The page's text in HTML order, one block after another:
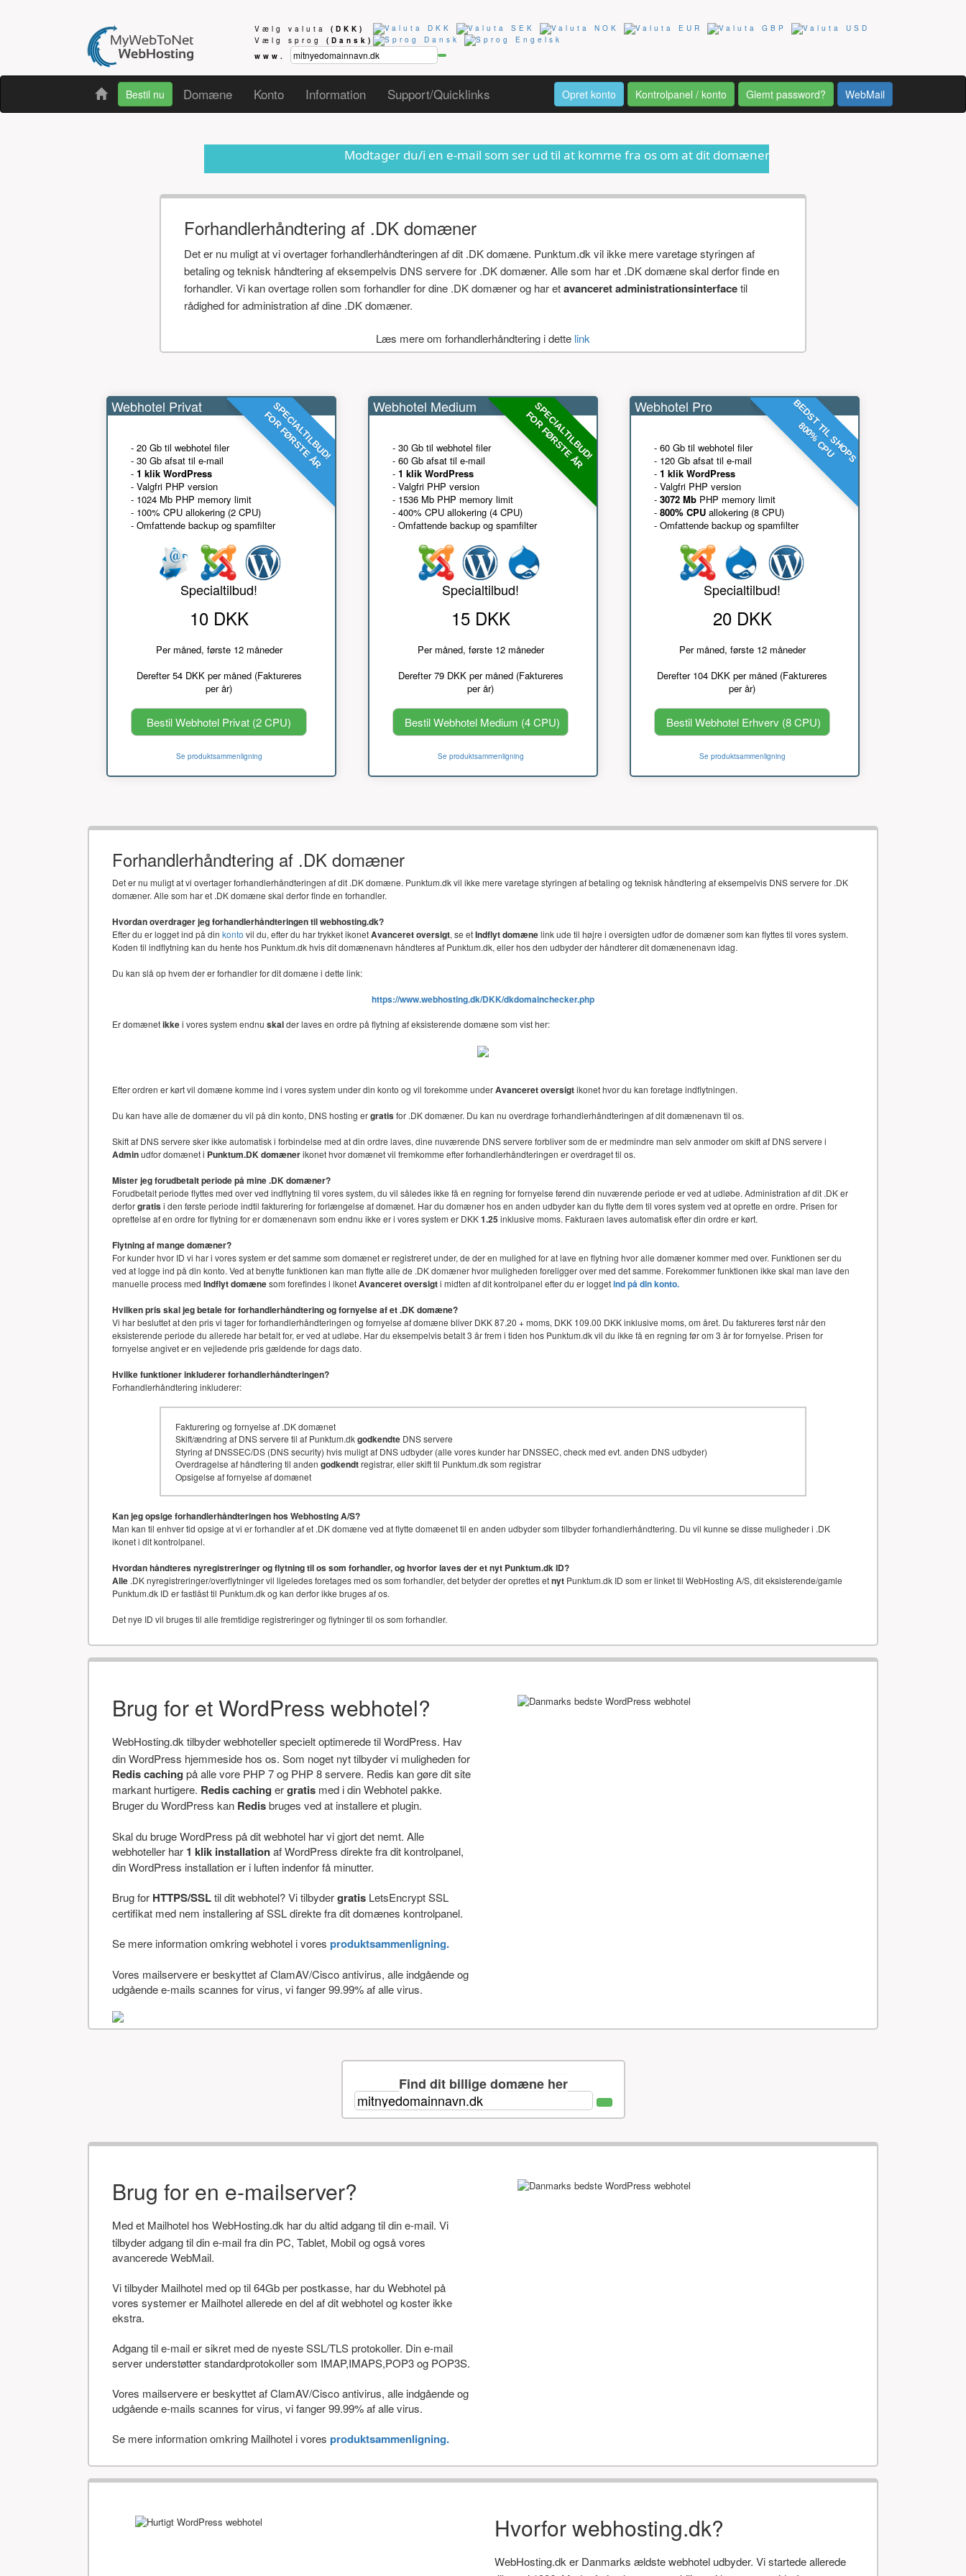
Vælg valuta (DKK)
Vælg sprog (Dansk)
www.
Bestil nu Domæne Konto Information Support/Quicklinks Opret konto Kontrolpanel / konto Glemt password? WebMail
Modtager du/i en e-mail som ser ud til at komme fra os om at dit domænenavn er ved at udløbe eller anden form for
Forhandlerhåndtering af .DK domæner
Det er nu muligt at vi overtager forhandlerhåndteringen af dit .DK domæne. Punktum.dk vil ikke mere varetage styringen af
betaling og teknisk håndtering af eksempelvis DNS servere for .DK domæner. Alle som har et .DK domæne skal derfor finde en
forhandler. Vi kan overtage rollen som forhandler for dine .DK domæner og har etavanceret administrationsinterfacetil
rådighed for administration af dine .DK domæner.
Læs mere om forhandlerhåndtering i dette link
SPECIALTILBUD!
FOR FØRSTE ÅR
Webhotel Privat
- 20 Gb til webhotel filer
- 30 Gb afsat til e-mail
- 1 klik WordPress
- Valgfri PHP version
- 1024 Mb PHP memory limit
- 100% CPU allokering (2 CPU)
- Omfattende backup og spamfilter
Specialtilbud!
10 DKK
Per måned, første 12 måneder
Derefter 54 DKK per måned (Faktureres
per år)
Bestil Webhotel Privat (2 CPU)
Se produktsammenligning
SPECIALTILBUD!
FOR FØRSTE ÅR
Webhotel Medium
- 30 Gb til webhotel filer
- 60 Gb afsat til e-mail
- 1 klik WordPress
- Valgfri PHP version
- 1536 Mb PHP memory limit
- 400% CPU allokering (4 CPU)
- Omfattende backup og spamfilter
Specialtilbud!
15 DKK
Per måned, første 12 måneder
Derefter 79 DKK per måned (Faktureres
per år)
Bestil Webhotel Medium (4 CPU)
Se produktsammenligning
BEDST TIL SHOPS
800% CPU
Webhotel Pro
- 60 Gb til webhotel filer
- 120 Gb afsat til e-mail
- 1 klik WordPress
- Valgfri PHP version
- 3072 Mb PHP memory limit
- 800% CPU allokering (8 CPU)
- Omfattende backup og spamfilter
Specialtilbud!
20 DKK
Per måned, første 12 måneder
Derefter 104 DKK per måned (Faktureres
per år)
Bestil Webhotel Erhverv (8 CPU)
Se produktsammenligning
Forhandlerhåndtering af .DK domæner
Det er nu muligt at vi overtager forhandlerhåndteringen af dit .DK domæne. Punktum.dk vil ikke mere varetage styringen af betaling og teknisk håndtering af eksempelvis DNS servere for .DK
domæner. Alle som har et .DK domæne skal derfor finde en forhandler.
Hvordan overdrager jeg forhandlerhåndteringen til webhosting.dk?
Efter du er logget ind på din konto vil du, efter du har trykket ikonetAvanceret oversigt, se etIndflyt domænelink ude til højre i oversigten udfor de domæner som kan flyttes til vores system.
Koden til indflytning kan du hente hos Punktum.dk hvis dit domænenavn håndteres af Punktum.dk, eller hos den udbyder der håndterer dit domænenenavn idag.
Du kan slå op hvem der er forhandler for dit domæne i dette link:
https://www.webhosting.dk/DKK/dkdomainchecker.php
Er domænetikkei vores system endnu skalder laves en ordre på flytning af eksisterende domæne som vist her:
Efter ordren er kørt vil domæne komme ind i vores system under din konto og vil forekomme underAvanceret oversigtikonet hvor du kan foretage indflytningen.
Du kan have alle de domæner du vil på din konto, DNS hosting ergratisfor .DK domæner. Du kan nu overdrage forhandlerhåndteringen af dit domænenavn til os.
Skift af DNS servere sker ikke automatisk i forbindelse med at din ordre laves, dine nuværende DNS servere forbliver som de er medmindre man selv anmoder om skift af DNS servere i
Adminudfor domænet i Punktum.DK domænerikonet hvor domænet vil fremkomme efter forhandlerhåndteringen er overdraget til os.
Mister jeg forudbetalt periode på mine .DK domæner?
Forudbetalt periode flyttes med over ved indflytning til vores system, du vil således ikke få en regning for fornyelse førend din nuværende periode er ved at udløbe. Administration af dit .DK er
derforgratisi den første periode indtil fakturering for forlængelse af domænet. Har du domæner hos en anden udbyder kan du flytte dem til vores system ved at oprette en ordre. Prisen for
oprettelse af en ordre for flytning for er domænenavn som endnu ikke er i vores system er DKK1.25inklusive moms. Fakturaen laves automatisk efter din ordre er kørt.
Flytning af mange domæner?
For kunder hvor ID vi har i vores system er det samme som domænet er registreret under, de der en mulighed for at lave en flytning hvor alle domæner kommer med over. Funktionen ser du
ved at logge ind på din konto. Ved at benytte funktionen kan man flytte alle de .DK domæner hvor muligheden foreligger over med det samme. Forekommer funktionen ikke skal man lave den
manuelle process med Indflyt domænesom forefindes i ikonetAvanceret oversigti midten af dit kontrolpanel efter du er loggetind på din konto.
Hvilken pris skal jeg betale for forhandlerhåndtering og fornyelse af et .DK domæne?
Vi har besluttet at den pris vi tager for forhandlerhåndteringen og fornyelse af domæne bliver DKK 87.20 + moms, DKK 109.00 DKK inklusive moms, om året. Du faktureres først når den
eksisterende periode du allerede har betalt for, er ved at udløbe. Har du eksempelvis betalt 3 år frem i tiden hos Punktum.dk vil du ikke få en regning før om 3 år for fornyelse. Prisen for
fornyelse angivet er en vejledende pris gældende for dags dato.
Hvilke funktioner inkluderer forhandlerhåndteringen?
Forhandlerhåndtering inkluderer:
Fakturering og fornyelse af .DK domænet
Skift/ændring af DNS servere til af Punktum.dkgodkendte DNS servere
Styring af DNSSEC/DS (DNS security) hvis muligt af DNS udbyder (alle vores kunder har DNSSEC, check med evt. anden DNS udbyder)
Overdragelse af håndtering til anden godkendtregistrar, eller skift til Punktum.dk som registrar
Opsigelse af fornyelse af domænet
Kan jeg opsige forhandlerhåndteringen hos Webhosting A/S?
Man kan til enhver tid opsige at vi er forhandler af et .DK domæne ved at flytte domæenet til en anden udbyder som tilbyder forhandlerhåndtering. Du vil kunne se disse muligheder i .DK
ikonet i dit kontrolpanel.
Hvordan håndteres nyregistreringer og flytning til os som forhandler, og hvorfor laves der et nyt Punktum.dk ID?
Alle .DK nyregistreringer/overflytninger vil ligeledes foretages med os som forhandler, det betyder der oprettes etnyt Punktum.dk ID som er linket til WebHosting A/S, dit eksisterende/gamle
Punktum.dk ID er fastlåst til Punktum.dk og kan derfor ikke bruges af os.
Det nye ID vil bruges til alle fremtidige registreringer og flytninger til os som forhandler.
Brug for et WordPress webhotel?
WebHosting.dk tilbyder webhoteller specielt optimerede til WordPress. Hav
din WordPress hjemmeside hos os. Som noget nyt tilbyder vi muligheden for
Redis caching på alle vore PHP 7 og PHP 8 servere. Redis kan gøre dit site
markant hurtigere. Redis caching ergratis med i din Webhotel pakke.
Bruger du WordPress kan Redisbruges ved at installere et plugin.
Skal du bruge WordPress på dit webhotel har vi gjort det nemt. Alle
webhoteller har 1 klik installationaf WordPress direkte fra dit kontrolpanel,
din WordPress installation er i luften indenfor få minutter.
Brug for HTTPS/SSLtil dit webhotel? Vi tilbydergratis LetsEncrypt SSL
certifikat med nem installering af SSL direkte fra dit domænes kontrolpanel.
Se mere information omkring webhotel i vores produktsammenligning.
Vores mailservere er beskyttet af ClamAV/Cisco antivirus, alle indgående og
udgående e-mails scannes for virus, vi fanger 99.99% af alle virus.
Find dit billige domæne her
Brug for en e-mailserver?
Med et Mailhotel hos WebHosting.dk har du altid adgang til din e-mail. Vi
tilbyder adgang til din e-mail fra din PC, Tablet, Mobil og også vores
avancerede WebMail.
Vi tilbyder Mailhotel med op til 64Gb per postkasse, har du Webhotel på
vores systemer er Mailhotel allerede en del af dit webhotel og koster ikke
ekstra.
Adgang til e-mail er sikret med de nyeste SSL/TLS protokoller. Din e-mail
server understøtter standardprotokoller som IMAP,IMAPS,POP3 og POP3S.
Vores mailservere er beskyttet af ClamAV/Cisco antivirus, alle indgående og
udgående e-mails scannes for virus, vi fanger 99.99% af alle virus.
Se mere information omkring Mailhotel i vores produktsammenligning.
Hvorfor webhosting.dk?
WebHosting.dk er Danmarks ældste webhotel udbyder. Vi startede allerede